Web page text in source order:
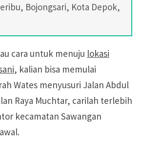
Bojongsari, Kota Depok,
cara untuk menuju lokasi
, kalian bisa memulai
Wates menyusuri Jalan Abdul
Raya Muchtar, carilah terlebih
kecamatan Sawangan